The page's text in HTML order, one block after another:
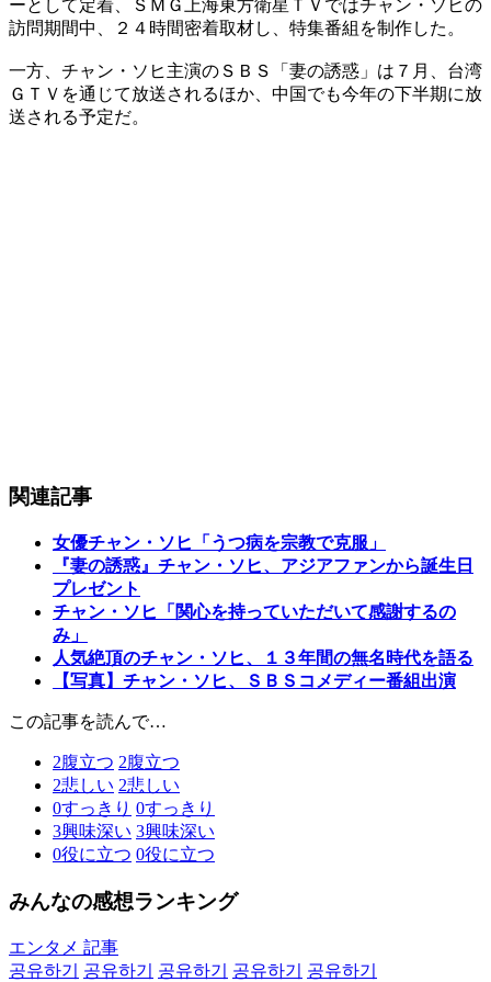
ーとして定着、ＳＭＧ上海東方衛星ＴＶではチャン・ソヒの
訪問期間中、２４時間密着取材し、特集番組を制作した。
一方、チャン・ソヒ主演のＳＢＳ「妻の誘惑」は７月、台湾
ＧＴＶを通じて放送されるほか、中国でも今年の下半期に放
送される予定だ。
関連記事
女優チャン・ソヒ「うつ病を宗教で克服」
『妻の誘惑』チャン・ソヒ、アジアファンから誕生日
プレゼント
チャン・ソヒ「関心を持っていただいて感謝するの
み」
人気絶頂のチャン・ソヒ、１３年間の無名時代を語る
【写真】チャン・ソヒ、ＳＢＳコメディー番組出演
この記事を読んで…
2腹立つ 2腹立つ
2悲しい 2悲しい
0すっきり 0すっきり
3興味深い 3興味深い
0役に立つ 0役に立つ
みんなの感想ランキング
エンタメ 記事
공유하기
공유하기 공유하기 공유하기
공유하기